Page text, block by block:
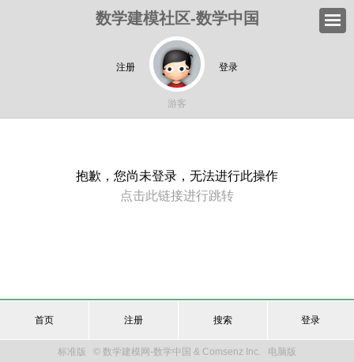
数学建模社区-数学中国
注册 登录
游客
抱歉，您尚未登录，无法进行此操作
点击此链接进行跳转
首页 注册 搜索 登录
标准版 © 数学建模网-数学中国 & Comsenz Inc. 电脑版